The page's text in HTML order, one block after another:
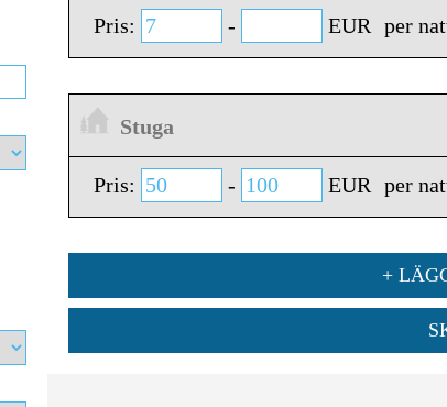
Pris: - EUR per
Stuga
Pris: - EUR per
+